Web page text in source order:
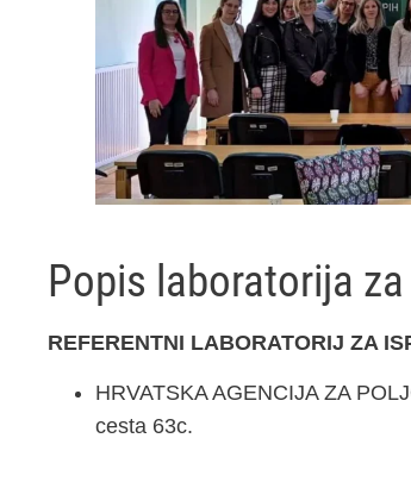
Popis laboratorija
REFERENTNI LABORATORIJ ZA
HRVATSKA AGENCIJA ZA
cesta 63c.